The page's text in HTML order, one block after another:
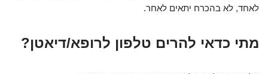
לאחד, לא בהכרח יתאים לאחר.
מתי כדאי להרים טלפון לרופא/דיאטן?